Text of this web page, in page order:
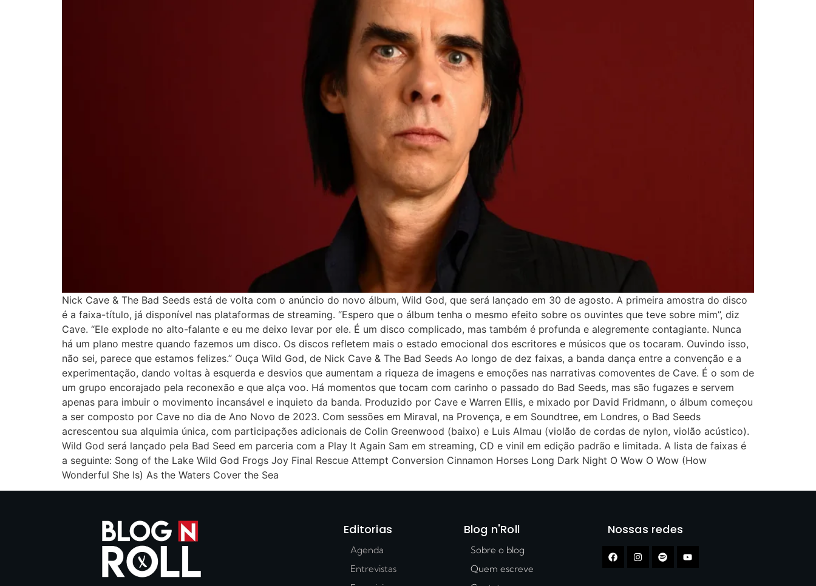
Nick Cave & The Bad Seeds está de volta com o anúncio do novo álbum, Wild God, que será lançado em 30 de agosto. A primeira amostra do disco
é a faixa-título, já disponível nas plataformas de streaming. “Espero que o álbum tenha o mesmo efeito sobre os ouvintes que teve sobre mim”, diz
Cave. “Ele explode no alto-falante e eu me deixo levar por ele. É um disco complicado, mas também é profunda e alegremente contagiante. Nunca
há um plano mestre quando fazemos um disco. Os discos refletem mais o estado emocional dos escritores e músicos que os tocaram. Ouvindo isso,
não sei, parece que estamos felizes.” Ouça Wild God, de Nick Cave & The Bad Seeds Ao longo de dez faixas, a banda dança entre a convenção e a
experimentação, dando voltas à esquerda e desvios que aumentam a riqueza de imagens e emoções nas narrativas comoventes de Cave. É o som de
um grupo encorajado pela reconexão e que alça voo. Há momentos que tocam com carinho o passado do Bad Seeds, mas são fugazes e servem
apenas para imbuir o movimento incansável e inquieto da banda. Produzido por Cave e Warren Ellis, e mixado por David Fridmann, o álbum começou
a ser composto por Cave no dia de Ano Novo de 2023. Com sessões em Miraval, na Provença, e em Soundtree, em Londres, o Bad Seeds
acrescentou sua alquimia única, com participações adicionais de Colin Greenwood (baixo) e Luis Almau (violão de cordas de nylon, violão acústico).
Wild God será lançado pela Bad Seed em parceria com a Play It Again Sam em streaming, CD e vinil em edição padrão e limitada. A lista de faixas é
a seguinte: Song of the Lake Wild God Frogs Joy Final Rescue Attempt Conversion Cinnamon Horses Long Dark Night O Wow O Wow (How
Wonderful She Is) As the Waters Cover the Sea
Editorias
Agenda
Entrevistas
Blog n'Roll
Sobre o blog
Quem escreve
Nossas redes